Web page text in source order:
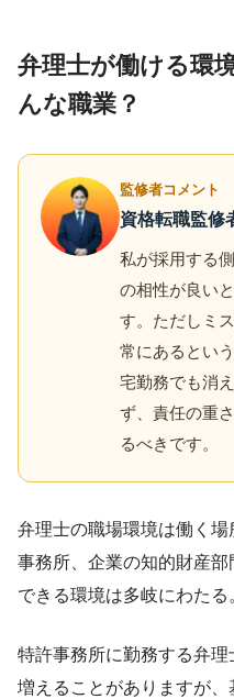
弁理士が働ける環
んな職業？
監修者コメント
資格転職監修
私が採用する
の相性が良い
す。ただしミ
常にあるとい
宅勤務でも消
ず、責任の重
るべきです。
弁理士の職場環境は働く
事務所、企業の知的財産
できる環境は多岐にわたる
特許事務所に勤務する弁
増えることがありますが